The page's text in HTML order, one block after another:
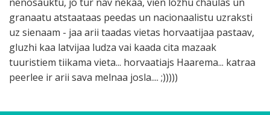
granaatu atstaataas peedas un nacionaalistu uzraksti
uz sienaam - jaa arii taadas vietas horvaatijaa pastaav,
gluzhi kaa latvijaa ludza vai kaada cita mazaak
tuuristiem tiikama vieta... horvaatiajs Haarema... katraa
peerlee ir arii sava melnaa josla.... ;)))))